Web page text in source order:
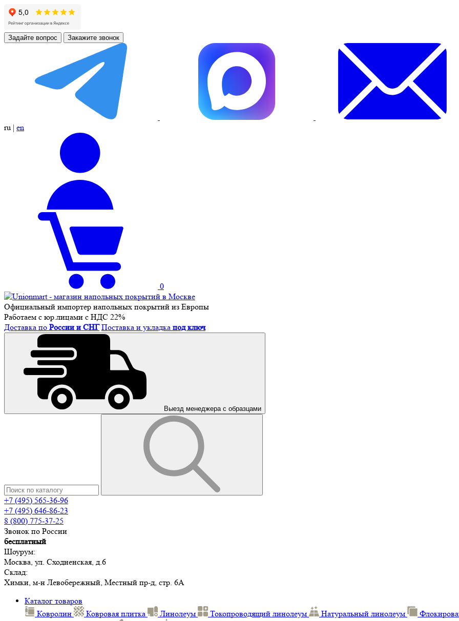
Задайте вопрос Закажите звонок
ru | en
0
Официальный импортер напольных покрытий из Европы
Работаем с юр.лицами с НДС 22%
Доставка по России и СНГ Поставка и укладка под ключ
Выезд менеджера с образцами
+7 (495) 565-36-96
+7 (495) 646-86-23
8 (800) 775-37-25
Звонок по России
бесплатный
Шоурум:
Москва, ул. Сходненская, д.6
Склад:
Химки, м-н Левобережный, Местный пр-д, стр. 6А
Каталог товаров
Ковролин
Ковровая плитка Линолеум Токопроводящий линолеум Натуральный линолеум